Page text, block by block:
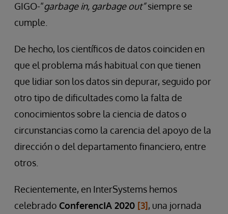
GIGO-“garbage in, garbage out”siempre se
cumple.
De hecho, los científicos de datos coinciden en
que el problema más habitual con que tienen
que lidiar son los datos sin depurar, seguido por
otro tipo de dificultades como la falta de
conocimientos sobre la ciencia de datos o
circunstancias como la carencia del apoyo de la
dirección o del departamento financiero, entre
otros.
Recientemente, en InterSystems hemos
celebrado ConferencIA 2020 [3], una jornada